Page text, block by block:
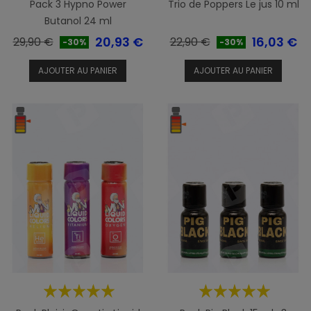
Pack 3 Hypno Power
Butanol 24 ml
Prix
base
29,90 € -30% Prix
20,93 €
AJOUTER AU PANIER
Trio de Poppers Le jus 10 ml
Prix
base
22,90 € -30% Prix
16,03 €
AJOUTER AU PANIER